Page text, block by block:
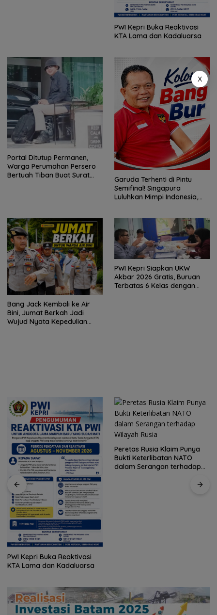
PWI Kepri Buka Reaktivasi
KTA Lama dan Kadaluarsa
Portal Ditutup Permanen,
Warga Perumahan Persero
Bertuah Tiban Buat Surat
Garuda Terhenti di Pintu
Semifinal! Singapura
Luluhkan Mimpi Indonesia,
Bang Jack Kembali ke Air
Bini, Jumat Berkah Jadi
Wujud Nyata Kepedulian
PWI Kepri Siapkan UKW
Akbar 2026 Gratis, Buruan
Terbatas 6 Kelas dengan
Peretas Rusia Klaim Punya
Bukti Keterlibatan NATO
dalam Serangan terhadap
Wilayah Rusia
DadiKriya: Saka Sampah
Dadi Karya sebagai Upaya
Sirkular Masyarrakat Desa
X